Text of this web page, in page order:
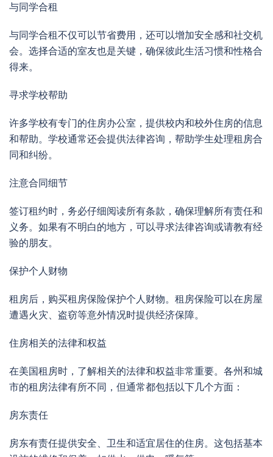
与同学合租
与同学合租不仅可以节省费用，还可以增加安全感和社交机
会。选择合适的室友也是关键，确保彼此生活习惯和性格合
得来。
寻求学校帮助
许多学校有专门的住房办公室，提供校内和校外住房的信息
和帮助。学校通常还会提供法律咨询，帮助学生处理租房合
同和纠纷。
注意合同细节
签订租约时，务必仔细阅读所有条款，确保理解所有责任和
义务。如果有不明白的地方，可以寻求法律咨询或请教有经
验的朋友。
保护个人财物
租房后，购买租房保险保护个人财物。租房保险可以在房屋
遭遇火灾、盗窃等意外情况时提供经济保障。
住房相关的法律和权益
在美国租房时，了解相关的法律和权益非常重要。各州和城
市的租房法律有所不同，但通常都包括以下几个方面：
房东责任
房东有责任提供安全、卫生和适宜居住的住房。这包括基本